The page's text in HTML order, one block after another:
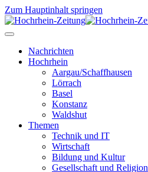
Zum Hauptinhalt springen
Nachrichten
Hochrhein
Aargau/Schaffhausen
Lörrach
Basel
Konstanz
Waldshut
Themen
Technik und IT
Wirtschaft
Bildung und Kultur
Gesellschaft und Religion